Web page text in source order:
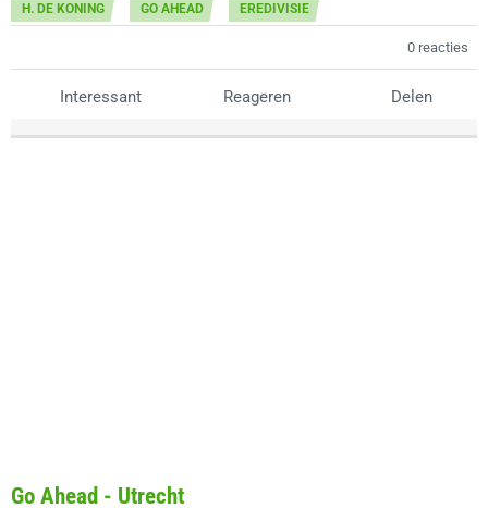
H. DE KONING GO AHEAD EREDIVISIE
0 reacties
Interessant Reageren Delen
Go Ahead - Utrecht